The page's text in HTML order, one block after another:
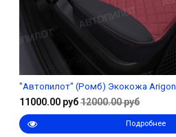
"Автопилот" (Ромб) Экокожа Arigon
11000.00 руб12000.00 руб
Подробнее